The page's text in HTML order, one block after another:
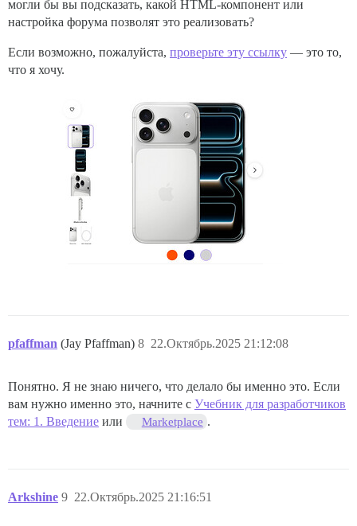
могли бы вы подсказать, какой HTML-компонент или
настройка форума позволят это реализовать?
Если возможно, пожалуйста, проверьте эту ссылку — это то,
что я хочу.
pfaffman (Jay Pfaffman) 22.Октябрь.2025 21:12:08
8
Понятно. Я не знаю ничего, что делало бы именно это. Если
вам нужно именно это, начните с Учебник для разработчиков
тем: 1. Введение или Marketplace .
Arkshine 22.Октябрь.2025 21:16:51
9